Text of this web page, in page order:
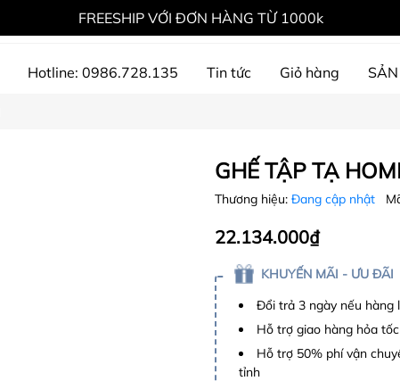
FREESHIP VỚI ĐƠN HÀNG TỪ 1000k
Hotline: 0986.728.135 Tin tức Giỏ hàng
GHẾ TẬP TẠ
Thương hiệu: Đang cập nhật
22.134.000₫
KHUYẾN MÃI - ƯU ĐÃI
Đổi trả 3 ngày nếu hàng
Hỗ trợ giao hàng hỏa
Hỗ trợ 50% phí vận
tỉnh